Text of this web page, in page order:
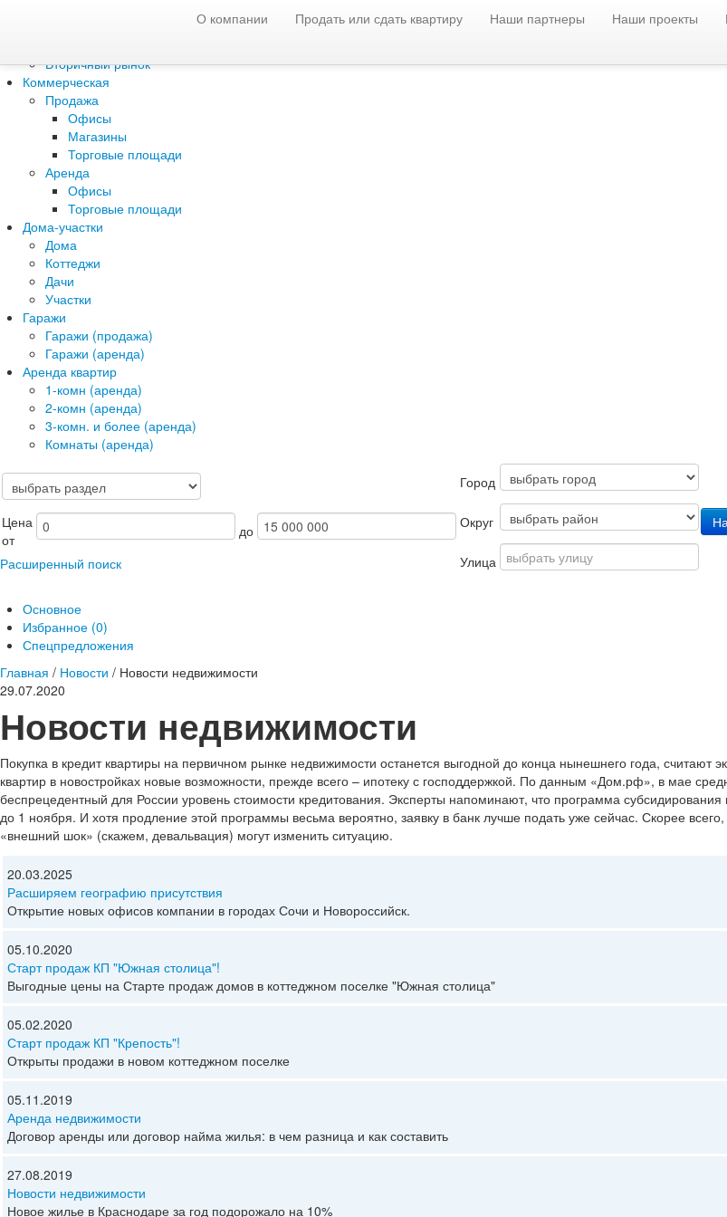
О компании Продать или сдать квартиру Наши партнеры Наши проекты
Вторичный рынок
Коммерческая
Продажа
Офисы
Магазины
Торговые площади
Аренда
Офисы
Торговые площади
Дома-участки
Дома
Коттеджи
Дачи
Участки
Гаражи
Гаражи (продажа)
Гаражи (аренда)
Аренда квартир
1-комн (аренда)
2-комн (аренда)
3-комн. и более (аренда)
Комнаты (аренда)
Цена
от
до
Расширенный поиск
Город
Округ
Улица
Основное
Избранное (0)
Спецпредложения
Главная / Новости / Новости недвижимости
29.07.2020
Новости недвижимости
Покупка в кредит квартиры на первичном рынке недвижимости останется выгодной до конца нынешнего года,
квартир в новостройках новые возможности, прежде всего – ипотеку с господдержкой. По данным «Дом.рф», в мае
беспрецедентный для России уровень стоимости кредитования. Эксперты напоминают, что программа
до 1 ноября. И хотя продление этой программы весьма вероятно, заявку в банк лучше подать уже сейчас. Скорее
«внешний шок» (скажем, девальвация) могут изменить ситуацию.
20.03.2025
Расширяем географию присутствия
Открытие новых офисов компании в городах Сочи и Новороссийск.
05.10.2020
Старт продаж КП "Южная столица"!
Выгодные цены на Старте продаж домов в коттеджном поселке "Южная столица"
05.02.2020
Старт продаж КП "Крепость"!
Открыты продажи в новом коттеджном поселке
05.11.2019
Аренда недвижимости
Договор аренды или договор найма жилья: в чем разница и как составить
27.08.2019
Новости недвижимости
Новое жилье в Краснодаре за год подорожало на 10%